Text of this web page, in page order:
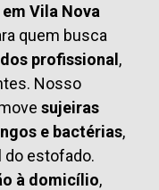
Vila Nova
quem busca
profissional,
Nosso
sujeiras
e bactérias,
do estofado.
à domicílio,